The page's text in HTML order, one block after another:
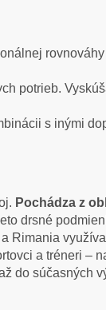
potrieb.
s inými
Pochádza z
drsné
Rimania
a tréneri –
do súčasných